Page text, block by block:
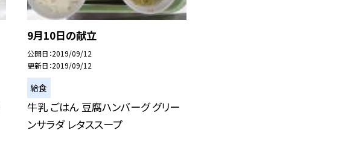
9月10日の献立
公開日 2019/09/12
更新日 2019/09/12
給食
牛乳 ごはん 豆腐ハンバーグ グリー
ンサラダ レタススープ